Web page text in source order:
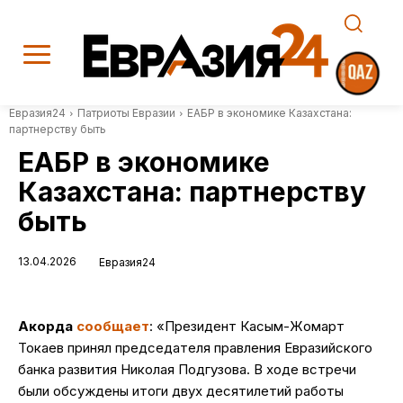
Евразия24 Патриоты Евразии
ЕАБР в экономике Казахстана:
партнерству быть
ЕАБР в экономике
Казахстана: партнерству
быть
13.04.2026 Евразия24
Акорда сообщает: «Президент Касым-Жомарт
Токаев принял председателя правления Евразийского
банка развития Николая Подгузова. В ходе встречи
были обсуждены итоги двух десятилетий работы